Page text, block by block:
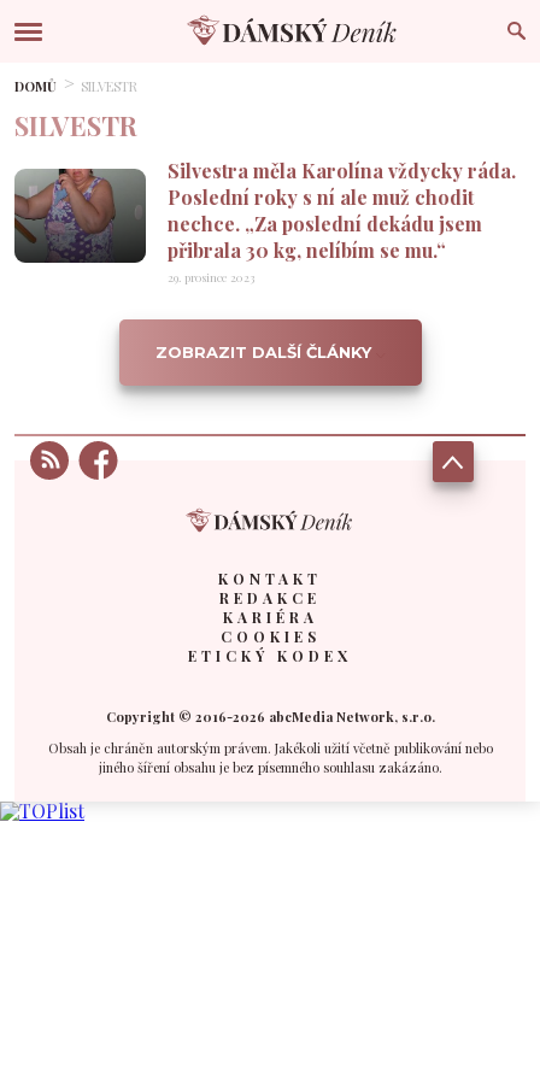
DOMŮ SILVESTR
SILVESTR
Silvestra měla Karolína vždycky ráda.
Poslední roky s ní ale muž chodit
nechce. „Za poslední dekádu jsem
přibrala 30 kg, nelíbím se mu.“
29. prosince 2023
ZOBRAZIT DALŠÍ ČLÁNKY
KONTAKT
REDAKCE
KARIÉRA
COOKIES
ETICKÝ KODEX
Copyright © 2016-2026 abcMedia Network, s.r.o.
Obsah je chráněn autorským právem. Jakékoli užití včetně publikování nebo
jiného šíření obsahu je bez písemného souhlasu zakázáno.